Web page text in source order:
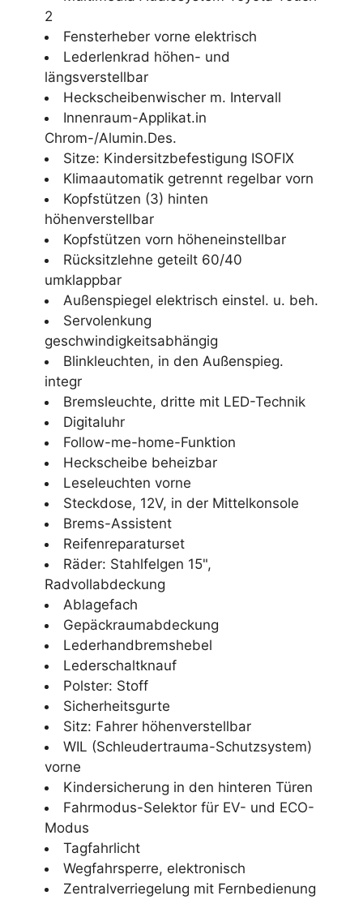
2
Fensterheber vorne elektrisch
Lederlenkrad höhen- und
längsverstellbar
Heckscheibenwischer m. Intervall
Innenraum-Applikat.in
Chrom-/Alumin.Des.
Sitze: Kindersitzbefestigung ISOFIX
Klimaautomatik getrennt regelbar vorn
Kopfstützen (3) hinten
höhenverstellbar
Kopfstützen vorn höheneinstellbar
Rücksitzlehne geteilt 60/40
umklappbar
Außenspiegel elektrisch einstel. u. beh.
Servolenkung
geschwindigkeitsabhängig
Blinkleuchten, in den Außenspieg.
integr
Bremsleuchte, dritte mit LED-Technik
Digitaluhr
Follow-me-home-Funktion
Heckscheibe beheizbar
Leseleuchten vorne
Steckdose, 12V, in der Mittelkonsole
Brems-Assistent
Reifenreparaturset
Räder: Stahlfelgen 15",
Radvollabdeckung
Ablagefach
Gepäckraumabdeckung
Lederhandbremshebel
Lederschaltknauf
Polster: Stoff
Sicherheitsgurte
Sitz: Fahrer höhenverstellbar
WIL (Schleudertrauma-Schutzsystem)
vorne
Kindersicherung in den hinteren Türen
Fahrmodus-Selektor für EV- und ECO-
Modus
Tagfahrlicht
Wegfahrsperre, elektronisch
Zentralverriegelung mit Fernbedienung